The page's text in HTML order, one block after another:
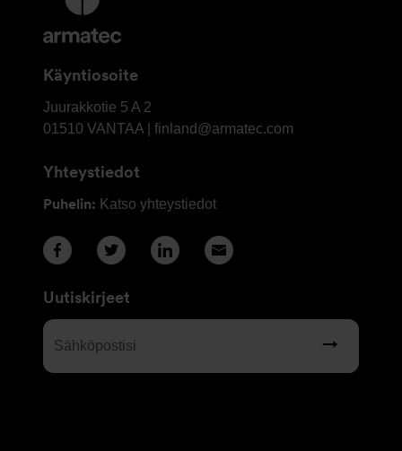
Yhteystiedot
Käyntiosoite
OY
Armatec
AB
Juurakkotie 5 A 2
01510 VANTAA | finland@armatec.com
Yhteystiedot
Puhelin: Katso yhteystiedot
Uutiskirjeet
Sähköpostisi
(Required)